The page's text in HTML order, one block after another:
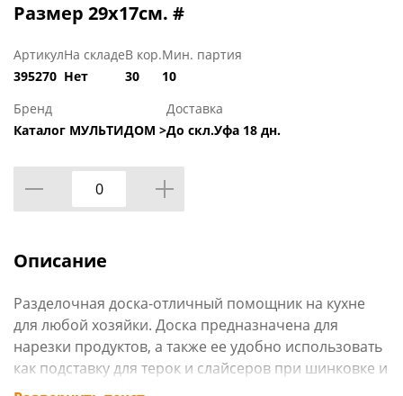
Размер 29х17см. #
Артикул
395270
На складе
Нет
В кор.
30
Мин. партия
10
Бренд
Каталог МУЛЬТИДОМ >
Доставка
До скл.Уфа 18 дн.
Описание
Разделочная доска-отличный помощник на кухне
для любой хозяйки. Доска предназначена для
нарезки продуктов, а также ее удобно использовать
как подставку для терок и слайсеров при шинковке и
нарезке овощей, фруктов, сыра, хлеба, разделки